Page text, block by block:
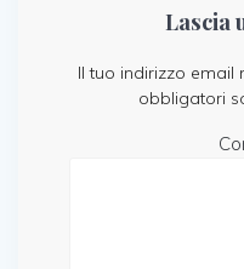
Lascia
Il tuo indirizzo email
obbligatori